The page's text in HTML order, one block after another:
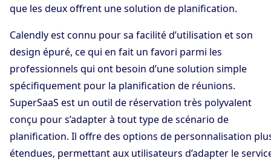
que les deux offrent une solution de planification.
Calendly est connu pour sa facilité d’utilisation et son
design épuré, ce qui en fait un favori parmi les
professionnels qui ont besoin d’une solution simple
spécifiquement pour la planification de réunions.
SuperSaaS est un outil de réservation très polyvalent
conçu pour s’adapter à tout type de scénario de
planification. Il offre des options de personnalisation
étendues, permettant aux utilisateurs d’adapter le